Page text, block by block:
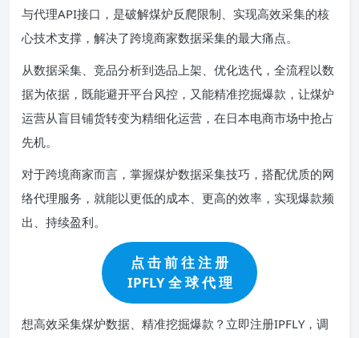
与代理API接口，是破解煤炉反爬限制、实现高效采集的核
心技术支撑，解决了跨境商家数据采集的最大痛点。
从数据采集、竞品分析到选品上架、优化迭代，全流程以数
据为依据，既能避开平台风控，又能精准挖掘爆款，让煤炉
运营从盲目铺货转变为精细化运营，在日本电商市场中抢占
先机。
对于跨境商家而言，掌握煤炉数据采集技巧，搭配优质的网
络代理服务，就能以更低的成本、更高的效率，实现爆款频
出、持续盈利。
点 击 前 往 注 册
IPFLY 全 球 代 理
想高效采集煤炉数据、精准挖掘爆款？立即注册IPFLY，调